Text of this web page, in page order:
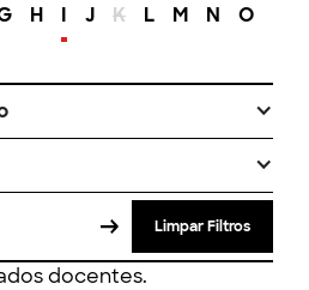
H I J K L M N O
Limpar Filtros
docentes.